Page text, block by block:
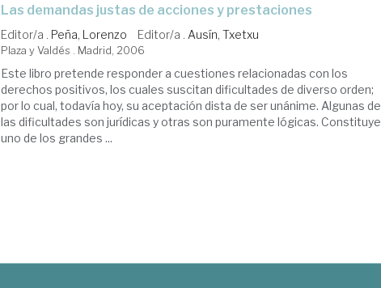
las demandas justas de acciones y prestaciones
Editor/a . Peña, Lorenzo Editor/a . Ausín, Txetxu
Plaza y Valdés . Madrid, 2006
Este libro pretende responder a cuestiones relacionadas con los
derechos positivos, los cuales suscitan dificultades de diverso orden;
por lo cual, todavía hoy, su aceptación dista de ser unánime. Algunas de
las dificultades son jurídicas y otras son puramente lógicas. Constituye
uno de los grandes ...